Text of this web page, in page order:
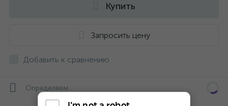
Купить
Запросить цену
Добавить к сравнению
Определяем...